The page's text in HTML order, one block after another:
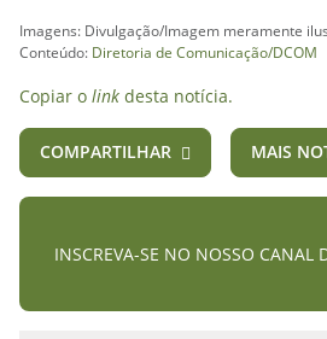
Imagens: Divulgação/Imagem meramente
Conteúdo: Diretoria de Comunicação/DCOM
Copiar o link desta notícia.
COMPARTILHAR MAIS
INSCREVA-SE NO NOSSO CANAL